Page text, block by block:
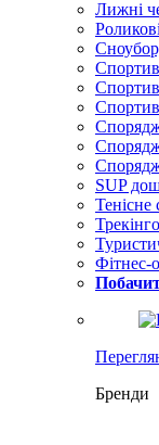
Лижні
SUP
Фітнес-
Бренди